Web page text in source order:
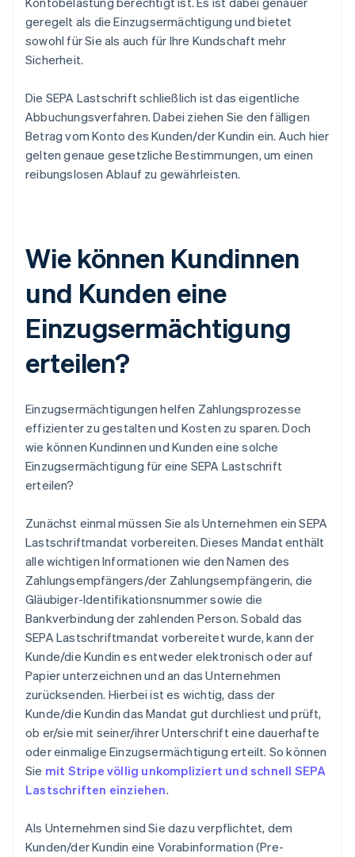
geregelt als die Einzugsermächtigung und bietet
sowohl für Sie als auch für Ihre Kundschaft mehr
Sicherheit.
Die SEPA Lastschrift schließlich ist das eigentliche
Abbuchungsverfahren. Dabei ziehen Sie den fälligen
Betrag vom Konto des Kunden/der Kundin ein. Auch hier
gelten genaue gesetzliche Bestimmungen, um einen
reibungslosen Ablauf zu gewährleisten.
Wie können Kundinnen
und Kunden eine
Einzugsermächtigung
erteilen?
Einzugsermächtigungen helfen Zahlungsprozesse
effizienter zu gestalten und Kosten zu sparen. Doch
wie können Kundinnen und Kunden eine solche
Einzugsermächtigung für eine SEPA Lastschrift
erteilen?
Zunächst einmal müssen Sie als Unternehmen ein SEPA
Lastschriftmandat vorbereiten. Dieses Mandat enthält
alle wichtigen Informationen wie den Namen des
Zahlungsempfängers/der Zahlungsempfängerin, die
Gläubiger-Identifikationsnummer sowie die
Bankverbindung der zahlenden Person. Sobald das
SEPA Lastschriftmandat vorbereitet wurde, kann der
Kunde/die Kundin es entweder elektronisch oder auf
Papier unterzeichnen und an das Unternehmen
zurücksenden. Hierbei ist es wichtig, dass der
Kunde/die Kundin das Mandat gut durchliest und prüft,
ob er/sie mit seiner/ihrer Unterschrift eine dauerhafte
oder einmalige Einzugsermächtigung erteilt. So können
Sie mit Stripe völlig unkompliziert und schnell SEPA
Lastschriften einziehen.
Als Unternehmen sind Sie dazu verpflichtet, dem
Kunden/der Kundin eine Vorabinformation (Pre-